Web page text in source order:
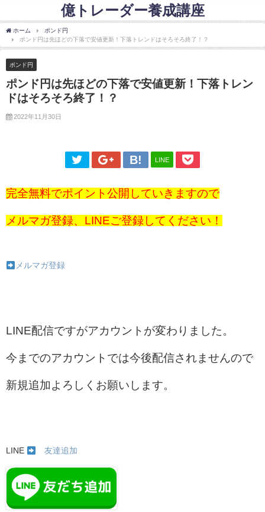
億トレーダー養成講座
ホーム
ポンド円
ポンド円は先ほどの下落で安値更新！下落トレンドはそろそろ終了！？
ポンド円
ポンド円は先ほどの下落で安値更新！下落トレン
ドはそろそろ終了！？
2022年11月30日
LINE
完全無料でポイント公開していきますので
メルマガ登録、LINEご登録してください！
メルマガ登録
LINE配信ですがアカウントが変わりました。
今までのアカウントでは今後配信されませんので
新規追加よろしくお願いします。
LINE 友達追加